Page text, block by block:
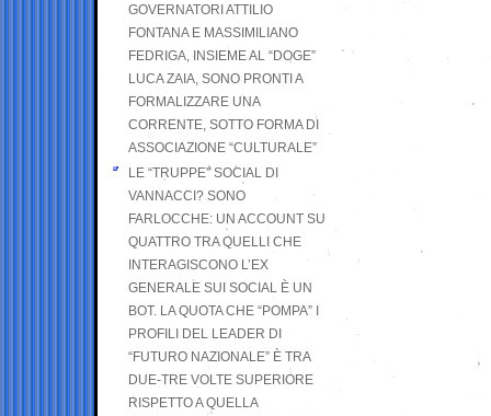
GOVERNATORI ATTILIO
FONTANA E MASSIMILIANO
FEDRIGA, INSIEME AL “DOGE”
LUCA ZAIA, SONO PRONTI A
FORMALIZZARE UNA
CORRENTE, SOTTO FORMA DI
ASSOCIAZIONE “CULTURALE”
LE “TRUPPE” SOCIAL DI
VANNACCI? SONO
FARLOCCHE: UN ACCOUNT SU
QUATTRO TRA QUELLI CHE
INTERAGISCONO L’EX
GENERALE SUI SOCIAL È UN
BOT. LA QUOTA CHE “POMPA” I
PROFILI DEL LEADER DI
“FUTURO NAZIONALE” È TRA
DUE-TRE VOLTE SUPERIORE
RISPETTO A QUELLA